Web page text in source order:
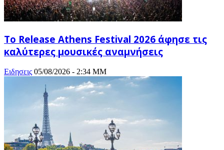
Το Release Athens Festival 2026 άφησε τις
καλύτερες μουσικές αναμνήσεις
Ειδησεις 05/08/2026 - 2:34 ΜΜ